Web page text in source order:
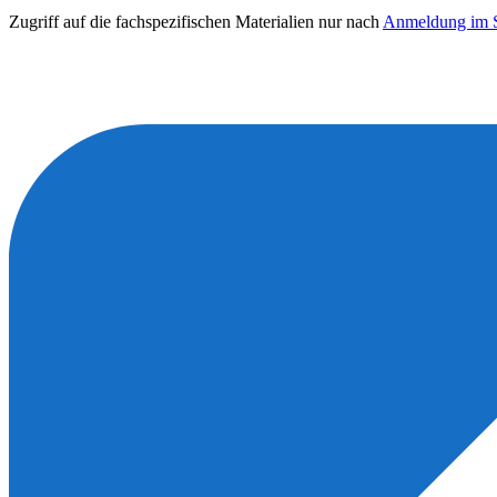
Zugriff auf die fachspezifischen Materialien nur nach Anmeldung im